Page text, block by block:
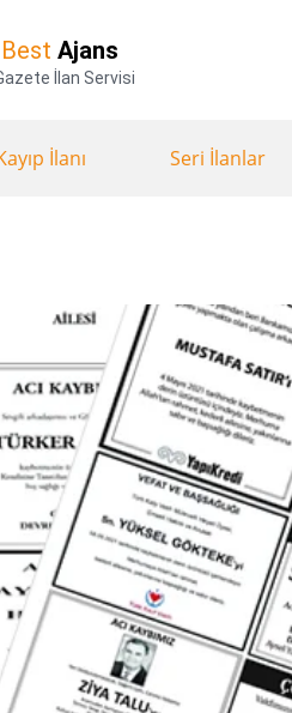
Best Ajans
İlan Servisi
İlanı Seri İlanlar